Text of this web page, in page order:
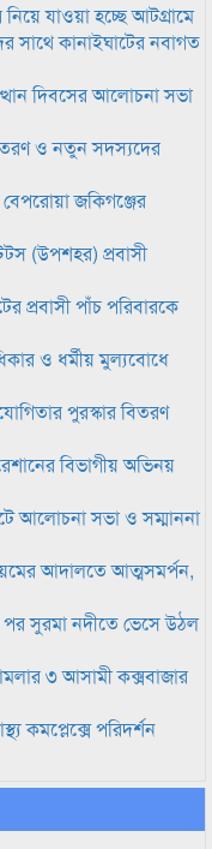
যাওয়া হচ্ছে আটগ্রামে
সাথে কানাইঘাটের নবাগত
দিবসের আলোচনা সভা
ও নতুন সদস্যদের
জকিগঞ্জের
(উপশহর) প্রবাসী
প্রবাসী পাঁচ পরিবারকে
ও ধর্মীয় মুল্যবোধে
পুরস্কার বিতরণ
বিভাগীয় অভিনয়
আলোচনা সভা ও সম্মাননা
আদালতে আত্মসমর্পন,
পর সুরমা নদীতে ভেসে উঠল
৩ আসামী কক্সবাজার
কমপ্লেক্সে পরিদর্শন